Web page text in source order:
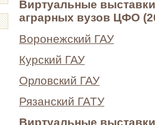
Виртуальные
аграрных вузов ЦФО
Воронежский ГАУ
Курский ГАУ
Орловский ГАУ
Рязанский ГАТУ